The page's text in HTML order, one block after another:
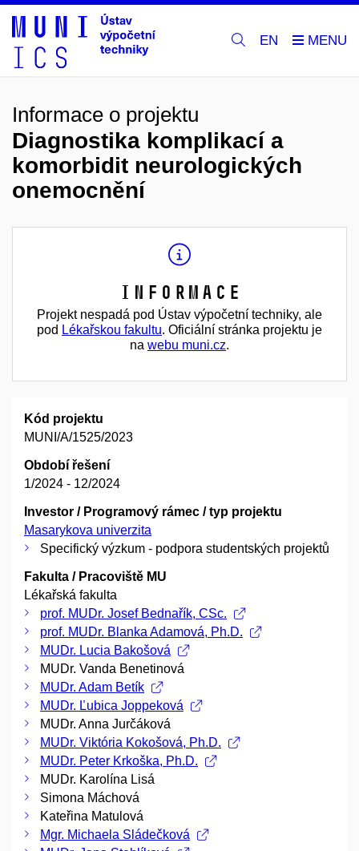
EN
Informace o projektu
Diagnostika komplikací a
komorbidit neurologických
onemocnění
Informace
Projekt nespadá pod Ústav výpočetní techniky, ale
pod Lékařskou fakultu. Oficiální stránka projektu je
na webu muni.cz.
Kód projektu
MUNI/A/1525/2023
Období řešení
1/2024 - 12/2024
Investor / Programový rámec / typ projektu
Masarykova univerzita
Specifický výzkum - podpora studentských projektů
Fakulta / Pracoviště MU
Lékařská fakulta
prof. MUDr. Josef Bednařík, CSc.
prof. MUDr. Blanka Adamová, Ph.D.
MUDr. Lucia Bakošová
MUDr. Vanda Benetinová
MUDr. Adam Betík
MUDr. Ľubica Joppeková
MUDr. Anna Jurčáková
MUDr. Viktória Kokošová, Ph.D.
MUDr. Peter Krkoška, Ph.D.
MUDr. Karolína Lisá
Simona Máchová
Kateřina Matulová
Mgr. Michaela Sládečková